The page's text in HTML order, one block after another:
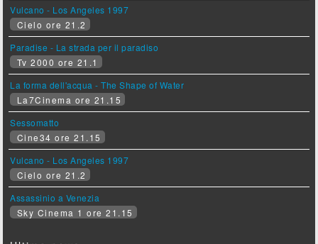
Vulcano - Los Angeles 1997
Cielo ore 21.2
Paradise - La strada per il paradiso
Tv 2000 ore 21.1
La forma dell'acqua - The Shape of Water
La7Cinema ore 21.15
Sessomatto
Cine34 ore 21.15
Vulcano - Los Angeles 1997
Cielo ore 21.2
Assassinio a Venezia
Sky Cinema 1 ore 21.15